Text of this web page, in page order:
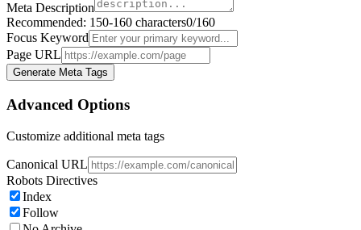
Meta Description
Recommended: 150-160 characters0/160
Focus Keyword
Page URL
Generate Meta Tags
Advanced Options
Customize additional meta tags
Canonical URL
Robots Directives
Index
Follow